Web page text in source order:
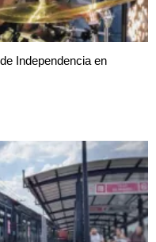
Independencia en